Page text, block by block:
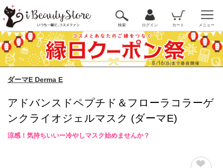
検索 ログイン カート メニュー
ダーマE Derma E
アドバンスドペプチド＆フローラコラーゲ
ンクライオジェルマスク (ダーマE)
涼感！気持ちいいー冷やしマスク始めませんか？